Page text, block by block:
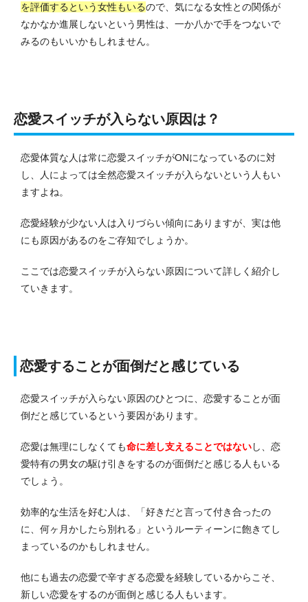
を評価するという女性もいるので、気になる女性との関係が
なかなか進展しないという男性は、一か八かで手をつないで
みるのもいいかもしれません。
恋愛スイッチが入らない原因は？
恋愛体質な人は常に恋愛スイッチがONになっているのに対
し、人によっては全然恋愛スイッチが入らないという人もい
ますよね。
恋愛経験が少ない人は入りづらい傾向にありますが、実は他
にも原因があるのをご存知でしょうか。
ここでは恋愛スイッチが入らない原因について詳しく紹介し
ていきます。
恋愛することが面倒だと感じている
恋愛スイッチが入らない原因のひとつに、恋愛することが面
倒だと感じているという要因があります。
恋愛は無理にしなくても命に差し支えることではないし、恋
愛特有の男女の駆け引きをするのが面倒だと感じる人もいる
でしょう。
効率的な生活を好む人は、「好きだと言って付き合ったの
に、何ヶ月かしたら別れる」というルーティーンに飽きてし
まっているのかもしれません。
他にも過去の恋愛で辛すぎる恋愛を経験しているからこそ、
新しい恋愛をするのが面倒と感じる人もいます。